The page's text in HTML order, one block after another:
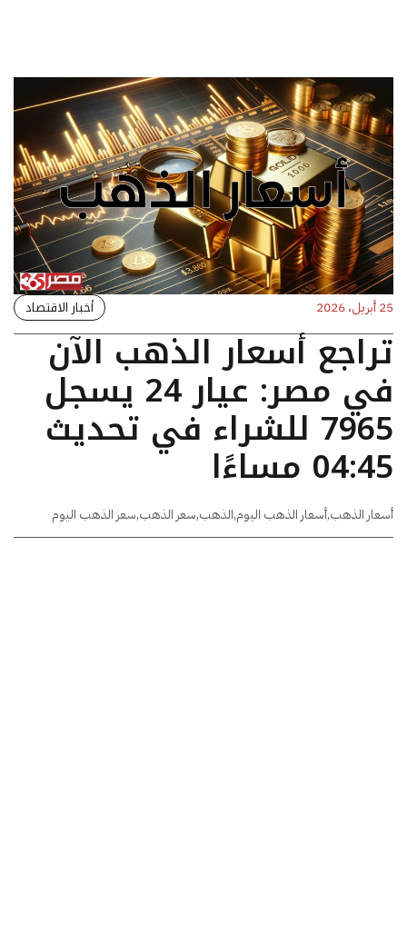
25 أبريل، 2026 أخبار الاقتصاد
تراجع أسعار الذهب الآن
في مصر: عيار 24 يسجل
7965 للشراء في تحديث
04:45 مساءًا
أسعار الذهب,أسعار الذهب اليوم,الذهب,سعر الذهب,سعر الذهب اليوم